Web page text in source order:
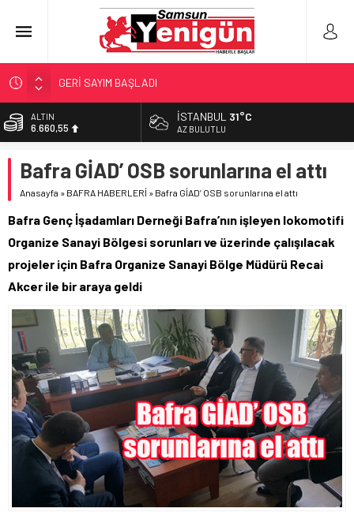
GERİ SAYIM BAŞLADI
SAMSUNSPOR’DA HEDEF 5’İNCİLİK!
‘BAFRA’YA YATIRIM YAPIN!’
YÖNETİCİ SEÇERKEN YAPILAN EN BÜYÜK HATALAR
BİST
13.779,39
47,7111
EURO
6.660,55
İSTANBUL 31°C
AZ BULUTLU
Bafra GİAD’ OSB sorunlarına el attı
Anasayfa » BAFRA HABERLERİ » Bafra GİAD’ OSB sorunlarına el attı
Bafra Genç İşadamları Derneği Bafra’nın işleyen lokomotifi
Organize Sanayi Bölgesi sorunları ve üzerinde çalışılacak
projeler için Bafra Organize Sanayi Bölge Müdürü Recai
Akcer ile bir araya geldi